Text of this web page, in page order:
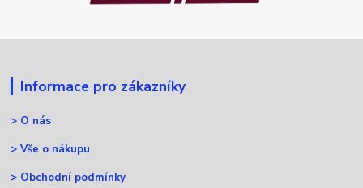
Informace pro zákazníky
> O nás
>Vše o nákupu
> Obchodní podmínky